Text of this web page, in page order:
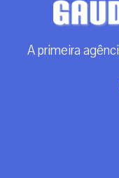
A primeira